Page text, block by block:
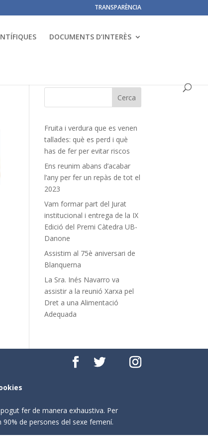
TRANSPARÈNCIA
DOCUMENTS D’INTERÈS
Fruita i verdura que es venen
tallades: què es perd i què
has de fer per evitar riscos
Ens reunim abans d’acabar
l’any per fer un repàs de tot el
2023
Vam formar part del Jurat
institucional i entrega de la IX
Edició del Premi Càtedra UB-
Danone
Assistim al 75è aniversari de
Blanquerna
La Sra. Inés Navarro va
assistir a la reunió Xarxa pel
Dret a una Alimentació
Adequada
fer de manera exhaustiva. Per
de persones del sexe femení.